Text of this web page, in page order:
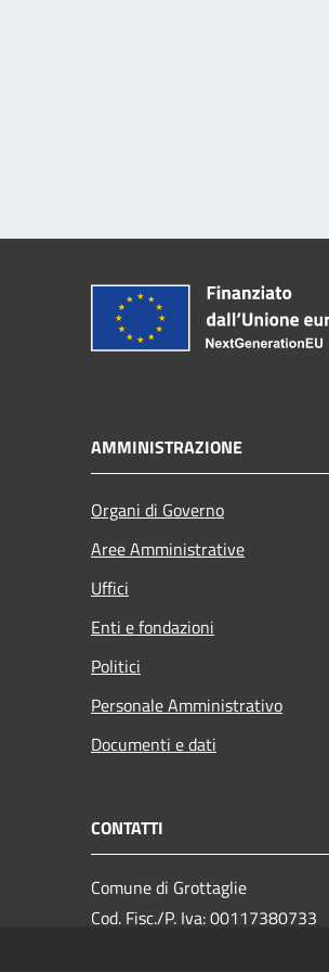
AMMINISTRAZIONE
Organi di Governo
Aree Amministrative
Uffici
Enti e fondazioni
Politici
Personale Amministrativo
Documenti e dati
CONTATTI
Comune di Grottaglie
Cod. Fisc./P. Iva: 00117380733